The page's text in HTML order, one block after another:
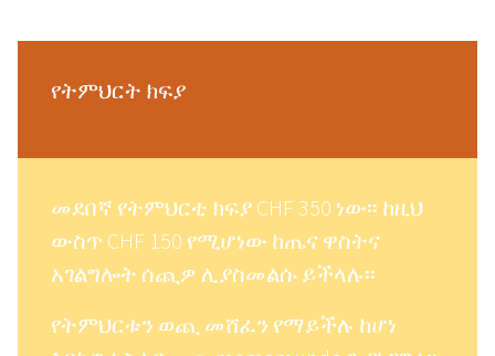
የትምህርት ክፍያ
መደበኛ የትምህርቲ ክፍያ CHF 350 ነው፡፡ ከዚህ
ውስጥ CHF 150 የሚሆነው ከጤና ዋስትና
አገልግሎት ሰጪዎ ሊያስመልሱ ይችላሉ፡፡
የትምህርቱን ወጪ መሸፈን የማይችሉ ከሆነ